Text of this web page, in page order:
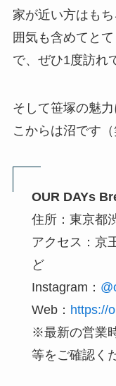
家が近い方はも
囲気も含めてと
で、ぜひ1度訪れ
そして笹塚の魅
こからは沼です（
OUR DAYs
住所：東京都
アクセス：京
ど
Instagram：
Web： https://
※最新の営業
等をご確認く